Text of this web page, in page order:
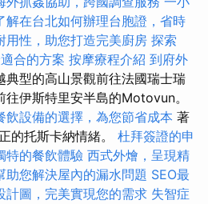
解在台北如何辦理台胞證，省時
用性，助您打造完美廚房 探索
合的方案 按摩療程介紹 到府外
典型的高山景觀前往法國瑞士瑞
伊斯特里安半島的Motovun。
飲設備的選擇，為您節省成本 著
的托斯卡納情緒。 杜拜簽證的申
特的餐飲體驗 西式外燴，呈現精
助您解決屋內的漏水問題 SEO最
計圖，完美實現您的需求 失智症